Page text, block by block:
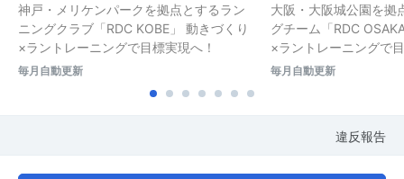
神戸・メリケンパークを拠点とするラン
ニングクラブ「RDC KOBE」 動きづくり
×ラントレーニングで目標実現へ！
毎月自動更新
大阪・大阪城公園を拠
グチーム「RDC
×ラントレーニングで
毎月自動更新
違反報告